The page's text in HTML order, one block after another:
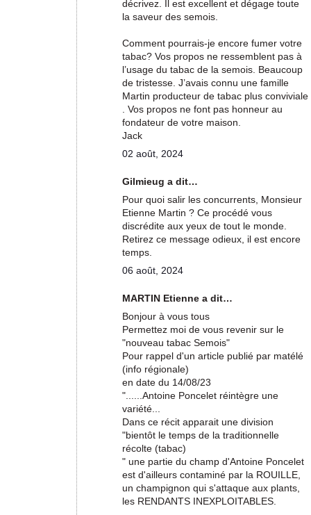
décrivez. Il est excellent et dégage toute
la saveur des semois.
Comment pourrais-je encore fumer votre
tabac? Vos propos ne ressemblent pas à
l’usage du tabac de la semois. Beaucoup
de tristesse. J’avais connu une famille
Martin producteur de tabac plus conviviale
. Vos propos ne font pas honneur au
fondateur de votre maison.
Jack
02 août, 2024
Gilmieug a dit…
Pour quoi salir les concurrents, Monsieur
Etienne Martin ? Ce procédé vous
discrédite aux yeux de tout le monde.
Retirez ce message odieux, il est encore
temps.
06 août, 2024
MARTIN Etienne a dit…
Bonjour à vous tous
Permettez moi de vous revenir sur le
"nouveau tabac Semois"
Pour rappel d'un article publié par matélé
(info régionale)
en date du 14/08/23
"......Antoine Poncelet réintègre une
variété...
Dans ce récit apparait une division
"bientôt le temps de la traditionnelle
récolte (tabac)
" une partie du champ d'Antoine Poncelet
est d'ailleurs contaminé par la ROUILLE,
un champignon qui s'attaque aux plants,
les RENDANTS INEXPLOITABLES.